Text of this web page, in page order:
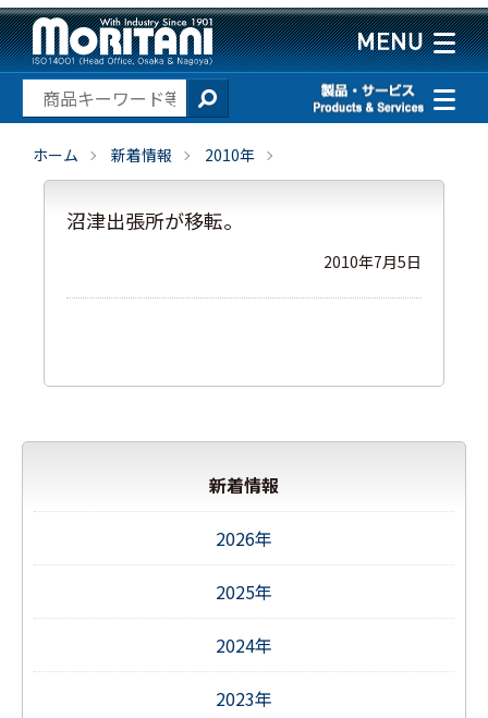
ホーム 新着情報 2010年
沼津出張所が移転。
2010年7月5日
新着情報
2026年
2025年
2024年
2023年